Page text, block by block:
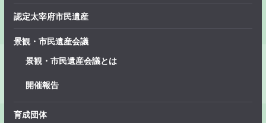
認定太宰府市民遺産
景観・市民遺産会議
景観・市民遺産会議とは
開催報告
育成団体